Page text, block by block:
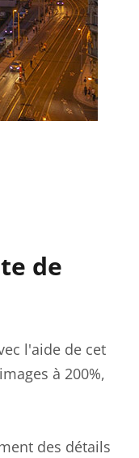
de
l'aide de cet
à 200%,
des détails